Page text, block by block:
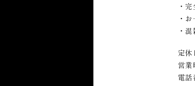
・完
・
・
定休
営業
電話